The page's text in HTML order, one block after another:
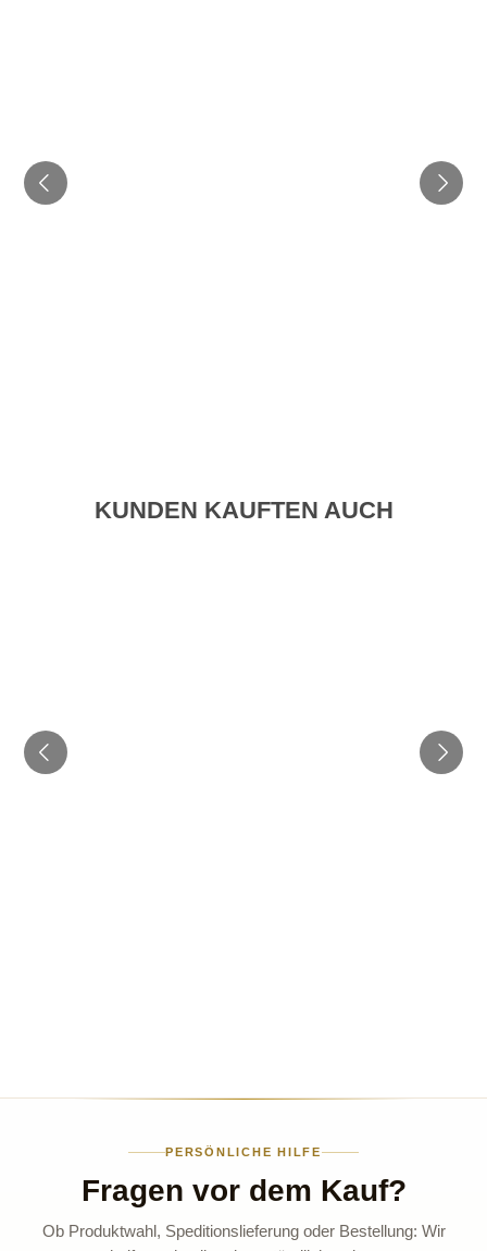
KUNDEN KAUFTEN AUCH
PERSÖNLICHE HILFE
Fragen vor dem Kauf?
Ob Produktwahl, Speditionslieferung oder Bestellung: Wir